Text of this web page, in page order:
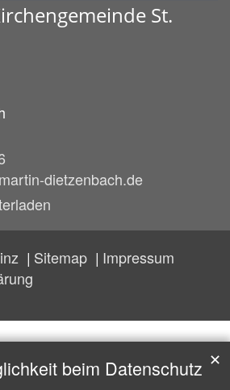
St.
dietzenbach.de
Sitemap
Impressum
beim Datenschutz ✕